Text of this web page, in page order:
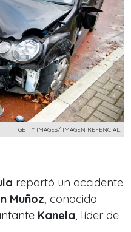
GETTY IMAGES/ IMAGEN REFENCIAL.
reportó un accidente
Muñoz, conocido
Kanela, líder de